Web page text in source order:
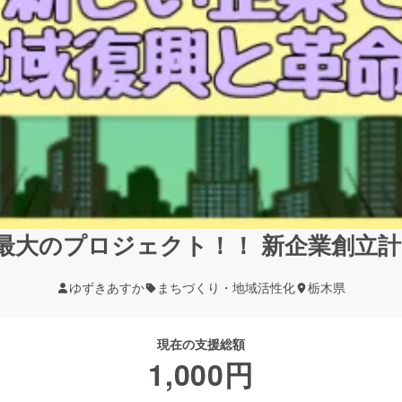
大のプロジェクト！！ 新企業創立
ゆずきあすか まちづくり・地域活性化 栃木県
現在の支援総額
1,000円